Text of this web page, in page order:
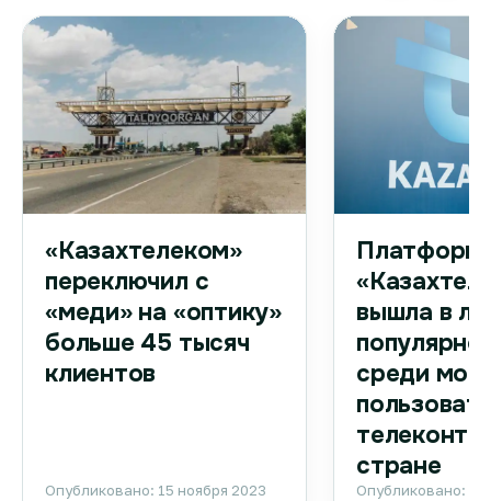
«Казахтелеком»
переключил с
«меди» на «оптику»
больше 45 тысяч
клиентов
Опубликовано: 15 ноября 2023
вышла в
среди
стране
Опубликовано: 15